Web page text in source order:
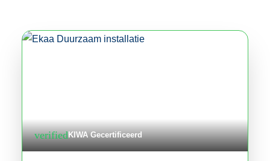
verifiedKIWA Gecertificeerd